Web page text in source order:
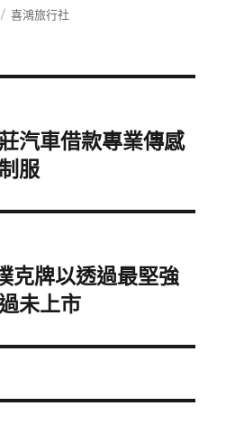
分
喜鴻旅行社
汽車借款專業傳感
服
牌以透過最堅強
未上市